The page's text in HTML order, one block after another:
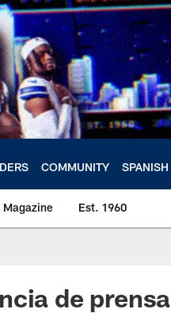
COMMUNITY SPANISH
Magazine Est. 1960
de prensa